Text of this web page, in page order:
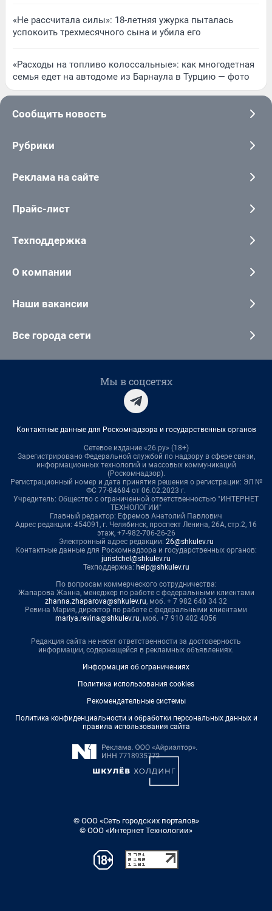
«Не рассчитала силы»: 18-летняя ужурка пыталась
успокоить трехмесячного сына и убила его
«Расходы на топливо колоссальные»: как многодетная
семья едет на автодоме из Барнаула в Турцию — фото
Сообщить новость
Рубрики
Реклама на сайте
Прайс-лист
Техподдержка
О компании
Наши вакансии
Все города сети
Мы в соцсетях
Контактные данные для Роскомнадзора и государственных органов
Сетевое издание «26.ру» (18+)
Зарегистрировано Федеральной службой по надзору в сфере связи,
информационных технологий и массовых коммуникаций
(Роскомнадзор).
Регистрационный номер и дата принятия решения о регистрации: ЭЛ №
ФС 77-84684 от 06.02.2023 г.
Учредитель: Общество с ограниченной ответственностью "ИНТЕРНЕТ
ТЕХНОЛОГИИ"
Главный редактор: Ефремов Анатолий Павлович
Адрес редакции: 454091, г. Челябинск, проспект Ленина, 26А, стр.2, 16
этаж, +7-982-706-26-26
Электронный адрес редакции: 26@shkulev.ru
Контактные данные для Роскомнадзора и государственных органов:
juristchel@shkulev.ru
Техподдержка: help@shkulev.ru
По вопросам коммерческого сотрудничества:
Жапарова Жанна, менеджер по работе с федеральными клиентами
zhanna.zhaparova@shkulev.ru, моб. + 7 982 640 34 32
Ревина Мария, директор по работе с федеральными клиентами
mariya.revina@shkulev.ru, моб. +7 910 402 4056
Редакция сайта не несет ответственности за достоверность
информации, содержащейся в рекламных объявлениях.
Информация об ограничениях
Политика использования cookies
Рекомендательные системы
Политика конфиденциальности и обработки персональных данных и
правила использования сайта
© ООО «Сеть городских порталов»
© ООО «Интернет Технологии»